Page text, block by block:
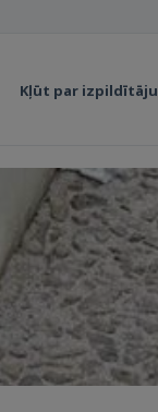
Kļūt par izpildītāju